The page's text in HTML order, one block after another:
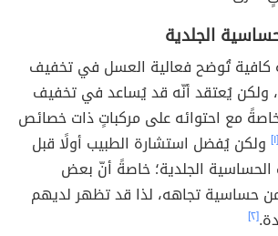
الجلدية
كافية تُوضح فعالية العسل في تخفيف
ولكن يُعتقد أنّه قد يُساعد في تخفيف
خاصةً مع احتوائه على مركباتٍ ذات خصائص
[١] ولكن يُفضل استشارة الطبيب أولًا قبل
الجلدية؛ خاصةً أنّ بعض
حساسية تجاهه، لذا قد تظهر لديهم
[٢]